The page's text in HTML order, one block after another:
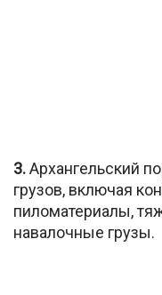
3.Архангельский
грузов, включая
пиломатериалы,
навалочные грузы.